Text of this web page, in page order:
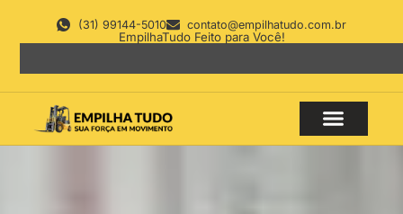
(31) 99144-5010 contato@empilhatudo.com.br
EmpilhaTudo Feito para Você!